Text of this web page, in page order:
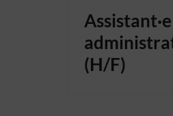
CHEF DE PROJETS ASSISTANT
LOGEMENT PLANNEUR
Assistant·e
(H/F)